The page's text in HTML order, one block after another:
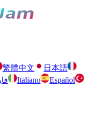
繁體中文
日本語
Italiano
Español